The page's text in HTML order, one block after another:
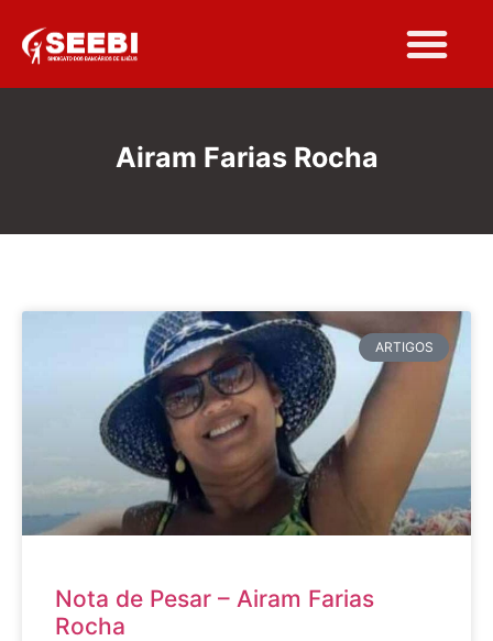
Airam Farias Rocha
ARTIGOS
Nota de Pesar – Airam Farias
Rocha